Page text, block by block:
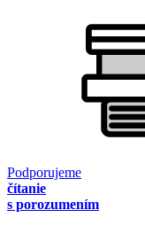
Podporujeme
čítanie
s porozumením